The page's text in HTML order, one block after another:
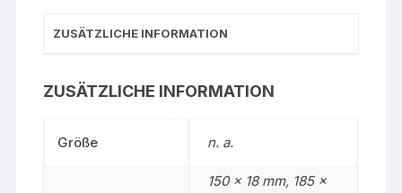
ZUSÄTZLICHE INFORMATION
ZUSÄTZLICHE INFORMATION
Größe n. a.
150 x 18 mm, 185 x